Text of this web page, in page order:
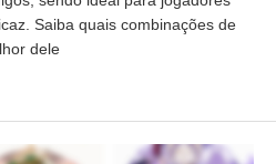
Saiba quais combinações de
dele